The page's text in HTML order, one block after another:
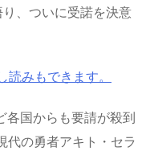
、ついに受諾を決意
みもできます。
各国からも要請が殺到
代の勇者アキト・セラ